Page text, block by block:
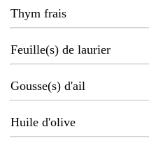
Thym frais
Feuille(s) de laurier
Gousse(s) d'ail
Huile d'olive